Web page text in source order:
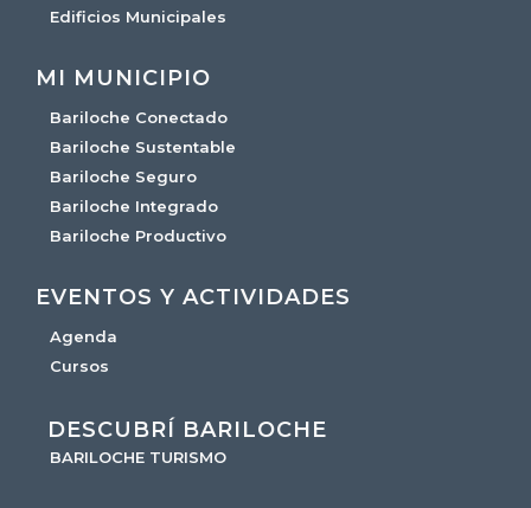
Edificios Municipales
MI MUNICIPIO
Bariloche Conectado
Bariloche Sustentable
Bariloche Seguro
Bariloche Integrado
Bariloche Productivo
EVENTOS Y ACTIVIDADES
Agenda
Cursos
DESCUBRÍ BARILOCHE
BARILOCHE TURISMO